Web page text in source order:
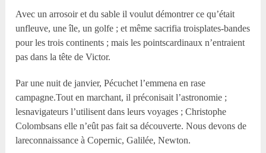
Avec un arrosoir et du sable il voulut démontrer ce qu’était
unfleuve, une île, un golfe ; et même sacrifia troisplates-bandes
pour les trois continents ; mais les pointscardinaux n’entraient
pas dans la tête de Victor.
Par une nuit de janvier, Pécuchet l’emmena en rase
campagne.Tout en marchant, il préconisait l’astronomie ;
lesnavigateurs l’utilisent dans leurs voyages ; Christophe
Colombsans elle n’eût pas fait sa découverte. Nous devons de
lareconnaissance à Copernic, Galilée, Newton.